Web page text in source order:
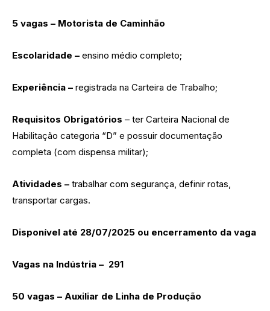
5 vagas – Motorista de Caminhão
Escolaridade – ensino médio completo;
Experiência – registrada na Carteira de Trabalho;
Requisitos Obrigatórios – ter Carteira Nacional de
Habilitação categoria “D” e possuir documentação
completa (com dispensa militar);
Atividades – trabalhar com segurança, definir rotas,
transportar cargas.
Disponível até 28/07/2025 ou encerramento da vaga
Vagas na Indústria – 291
50 vagas – Auxiliar de Linha de Produção